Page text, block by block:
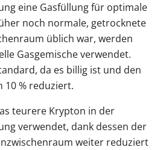
eine Gasfüllung für optimale
noch normale, getrocknete
üblich war, werden
Gasgemische verwendet.
da es billig ist und den
10 % reduziert.
teurere Krypton in der
verwendet, dank dessen der
weiter reduziert